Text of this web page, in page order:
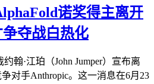
诺奖得主离开
夺战白热化
翰·江珀（John Jumper）宣布离
对手Anthropic。这一消息在6月23